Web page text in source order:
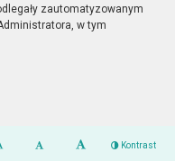
zautomatyzowanym
w tym
Kontrast